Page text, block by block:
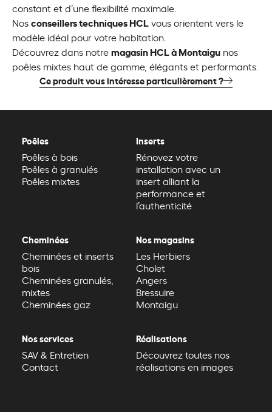
constant et d’une flexibilité maximale.
Nosconseillers techniques HCLvous orientent vers le
modèle idéal pour votre habitation.
Découvrez dans notremagasin HCL à Montaigu nos
poêles mixtes haut de gamme, élégants et performants.
Ce produit vous intéresse particulièrement ?
Poêles
Poêles à bois
Poêles à granulés
Poêles mixtes
Inserts
Rénovez votre
installation avec un
insert alliant la
performance et
l’authenticité
Cheminées
Cheminées et inserts
bois
Cheminées granulés,
mixtes
Cheminées gaz
Nos magasins
Les Herbiers
Cholet
Angers
Bressuire
Montaigu
Nos services
SAV & Entretien
Contact
Réalisations
Découvrez toutes nos
réalisations en images